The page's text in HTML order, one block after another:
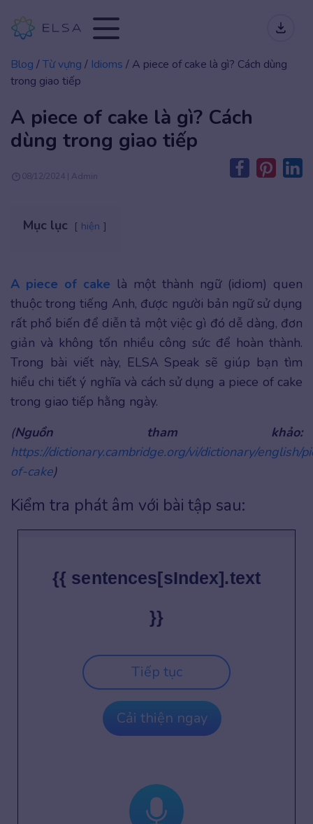
Blog /Từ vựng / Idioms / A piece of cake là gì? Cách dùng
trong giao tiếp
A piece of cake là gì? Cách
dùng trong giao tiếp
08/12/2024 | Admin
Mục lục hiện
A piece of cake là một thành ngữ (idiom) quen
thuộc trong tiếng Anh, được người bản ngữ sử dụng
rất phổ biến để diễn tả một việc gì đó dễ dàng, đơn
giản và không tốn nhiều công sức để hoàn thành.
Trong bài viết này, ELSA Speak sẽ giúp bạn tìm
hiểu chi tiết ý nghĩa và cách sử dụng a piece of cake
trong giao tiếp hằng ngày.
(Nguồn tham khảo:
https://dictionary.cambridge.org/vi/dictionary/english/
of-cake)
Kiểm tra phát âm với bài tập sau:
{{ sentences[sIndex].text
}}
Tiếp tục
Cải thiện ngay